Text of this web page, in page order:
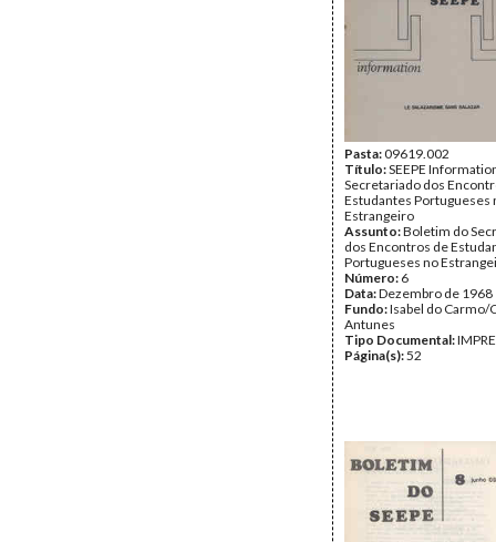
Pasta:09619.002
Título:SEEPE
Secretariado dos
Estudantes Portugueses
Estrangeiro
Assunto:Boletim do
dos Encontros de
Portugueses no
Número: 6
Data:Dezembro de 1968
Fundo:Isabel do Carmo/
Antunes
Tipo Documental:
Página(s):52